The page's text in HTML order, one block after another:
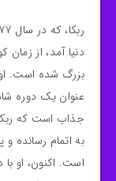
دنیا آمد، از
بزرگ شده است.
عنوان یک دوره
جذاب است که
به اتمام رسانده
است. اکنون، او